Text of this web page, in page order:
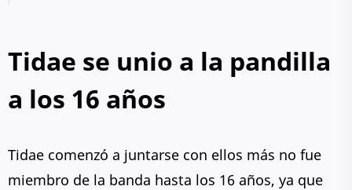
Tidae se unio a la pandilla
a los 16 años
Tidae comenzó a juntarse con ellos más no fue
miembro de la banda hasta los 16 años, ya que